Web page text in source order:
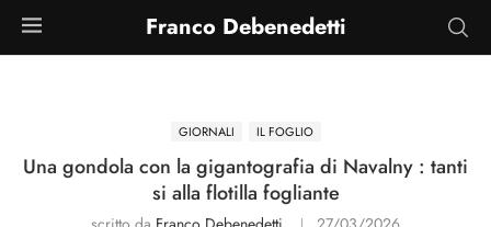
Franco Debenedetti
GIORNALI IL FOGLIO
Una gondola con la gigantografia di Navalny : tanti
si alla flotilla fogliante